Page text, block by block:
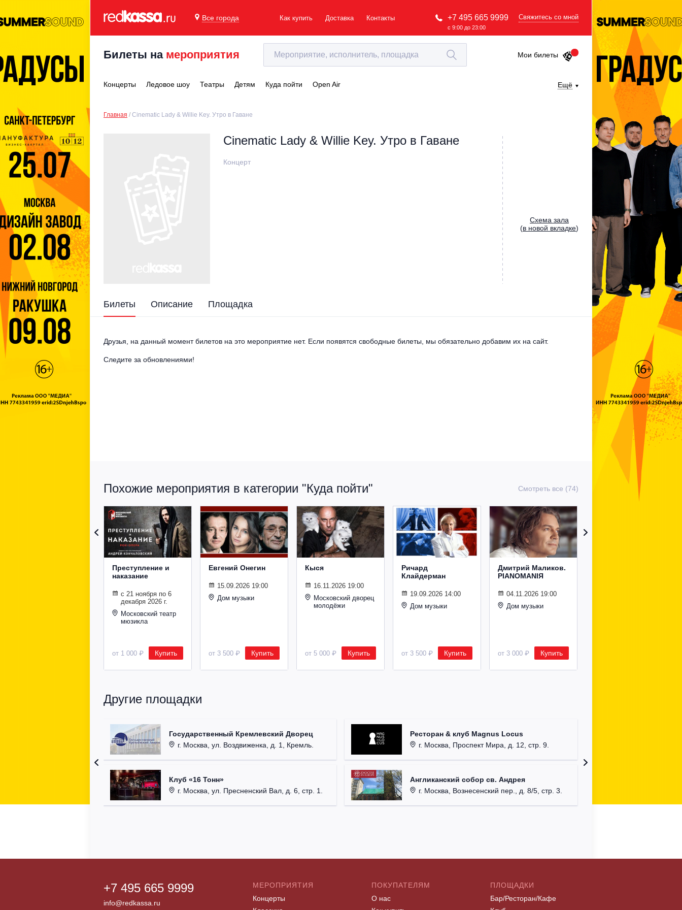
Все города Как купить Доставка Контакты +7 495 665 9999
с 9:00 до 23:00
Свяжитесь со мной
Билеты на мероприятия Мои билеты
Концерты Ледовое шоу Театры Детям Куда пойти Open Air Ещё
Главная Cinematic Lady & Willie Key. Утро в Гаване
Cinematic Lady & Willie Key. Утро в Гаване
Концерт
Cхема зала
(в новой вкладке)
Билеты Описание Площадка
Друзья, на данный момент билетов на это мероприятие нет. Если появятся свободные билеты, мы обязательно добавим их на сайт.
Следите за обновлениями!
Похожие мероприятия в категории "Куда пойти" Смотреть все (74)
Преступление и
наказание
с 21 ноября по 6
декабря 2026 г.
Московский театр
мюзикла
от 1 000 ₽ Купить
Евгений Онегин
15.09.2026 19:00
Дом музыки
от 3 500 ₽ Купить
Кыся
16.11.2026 19:00
Московский дворец
молодёжи
от 5 000 ₽ Купить
Ричард
Клайдерман
19.09.2026 14:00
Дом музыки
от 3 500 ₽ Купить
Дмитрий Маликов.
PIANOMANIЯ
04.11.2026 19:00
Дом музыки
от 3 000 ₽ Купить
Другие площадки
Государственный Кремлевский Дворец
г. Москва, ул. Воздвиженка, д. 1, Кремль.
Клуб «16 Тонн»
г. Москва, ул. Пресненский Вал, д. 6, стр. 1.
Ресторан & клуб Magnus Locus
г. Москва, Проспект Мира, д. 12, стр. 9.
Англиканский собор св. Андрея
г. Москва, Вознесенский пер., д. 8/5, стр. 3.
+7 495 665 9999
info@redkassa.ru
МЕРОПРИЯТИЯ
Концерты
ПОКУПАТЕЛЯМ
О нас
ПЛОЩАДКИ
Бар/Ресторан/Кафе